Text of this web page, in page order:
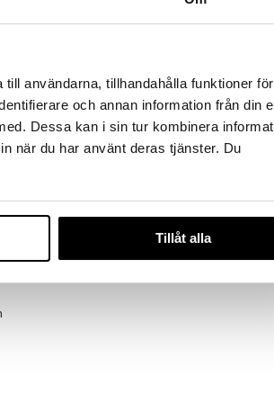
användarna, tillhandahålla funktioner för
och annan information från din
Dessa kan i sin tur kombinera
när du har använt deras tjänster. Du
Tillåt alla
11252-2001 STARLIGHT
59,95 € 39,95 €